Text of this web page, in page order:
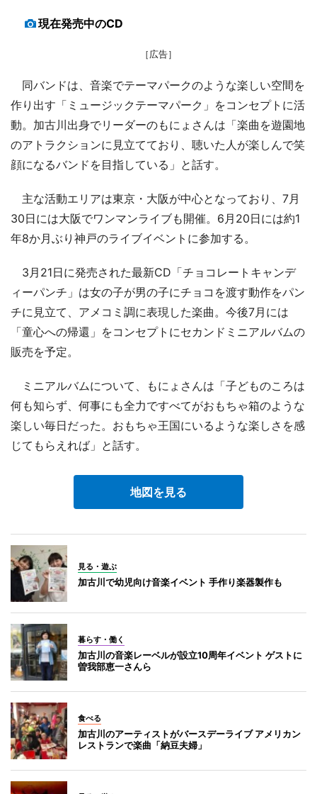
現在発売中のCD
［広告］
同バンドは、音楽でテーマパークのような楽しい空間を
作り出す「ミュージックテーマパーク」をコンセプトに活
動。加古川出身でリーダーのもにょさんは「楽曲を遊園地
のアトラクションに見立てており、聴いた人が楽しんで笑
顔になるバンドを目指している」と話す。
主な活動エリアは東京・大阪が中心となっており、7月
30日には大阪でワンマンライブも開催。6月20日には約1
年8か月ぶり神戸のライブイベントに参加する。
3月21日に発売された最新CD「チョコレートキャンデ
ィーパンチ」は女の子が男の子にチョコを渡す動作をパン
チに見立て、アメコミ調に表現した楽曲。今後7月には
「童心への帰還」をコンセプトにセカンドミニアルバムの
販売を予定。
ミニアルバムについて、もにょさんは「子どものころは
何も知らず、何事にも全力ですべてがおもちゃ箱のような
楽しい毎日だった。おもちゃ王国にいるような楽しさを感
じてもらえれば」と話す。
地図を見る
見る・遊ぶ
加古川で幼児向け音楽イベント 手作り楽器製作も
暮らす・働く
加古川の音楽レーベルが設立10周年イベント ゲストに
曽我部恵一さんら
食べる
加古川のアーティストがバースデーライブ アメリカン
レストランで楽曲「納豆夫婦」